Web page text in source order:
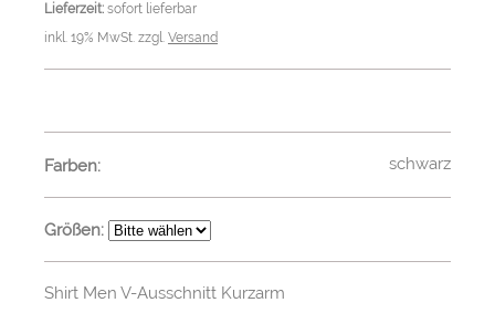
Lieferzeit: sofort lieferbar
inkl. 19% MwSt. zzgl. Versand
Farben: schwarz
Größen:
Shirt Men V-Ausschnitt Kurzarm